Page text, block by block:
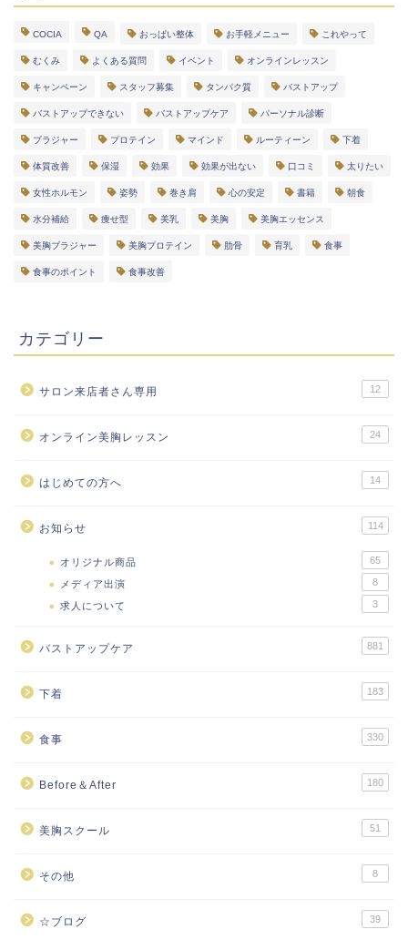
COCIA QA おっぱい整体 お手軽メニュー これやって
むくみ よくある質問 イベント オンラインレッスン
キャンペーン スタッフ募集 タンパク質 バストアップ
バストアップできない バストアップケア パーソナル診断
ブラジャー プロテイン マインド ルーティーン 下着
体質改善 保湿 効果 効果が出ない 口コミ 太りたい
女性ホルモン 姿勢 巻き肩 心の安定 書籍 朝食
水分補給 痩せ型 美乳 美胸 美胸エッセンス
美胸ブラジャー 美胸プロテイン 肋骨 育乳 食事
食事のポイント 食事改善
カテゴリー
サロン来店者さん専用 12
オンライン美胸レッスン 24
はじめての方へ 14
お知らせ 114
オリジナル商品 65
メディア出演 8
求人について 3
バストアップケア 881
下着 183
食事 330
Before＆After 180
美胸スクール 51
その他 8
☆ブログ 39